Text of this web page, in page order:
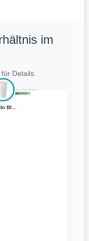
im
Details.
gut bewertet
bewertet